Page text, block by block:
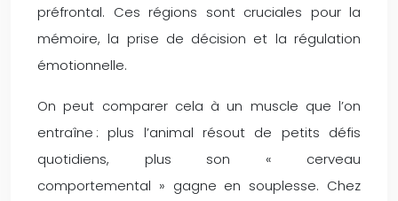
préfrontal. Ces régions sont cruciales pour la
mémoire, la prise de décision et la régulation
émotionnelle.
On peut comparer cela à un muscle que l’on
entraîne : plus l’animal résout de petits défis
quotidiens, plus son « cerveau
comportemental » gagne en souplesse. Chez